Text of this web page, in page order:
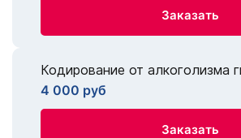
Заказать
Кодирование от алкоголизма
4 000 руб
Заказать